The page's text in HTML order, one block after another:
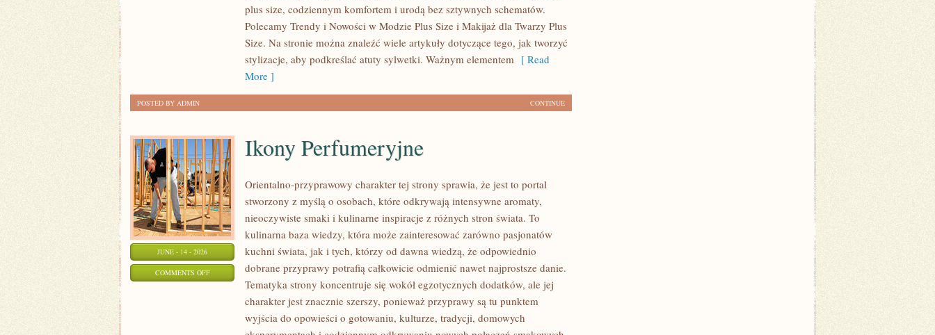
plus size, codziennym komfortem i urodą bez sztywnych schematów.
Polecamy Trendy i Nowości w Modzie Plus Size i Makijaż dla Twarzy Plus
Size. Na stronie można znaleźć wiele artykuły dotyczące tego, jak tworzyć
stylizacje, aby podkreślać atuty sylwetki. Ważnym elementem [ Read
More ]
CONTINUE
POSTED BY ADMIN
JUNE - 14 - 2026
COMMENTS OFFON
PERFUMERYJNE
Ikony Perfumeryjne
Orientalno-przyprawowy charakter tej strony sprawia, że jest to portal
stworzony z myślą o osobach, które odkrywają intensywne aromaty,
nieoczywiste smaki i kulinarne inspiracje z różnych stron świata. To
kulinarna baza wiedzy, która może zainteresować zarówno pasjonatów
kuchni świata, jak i tych, którzy od dawna wiedzą, że odpowiednio
dobrane przyprawy potrafią całkowicie odmienić nawet najprostsze danie.
Tematyka strony koncentruje się wokół egzotycznych dodatków, ale jej
charakter jest znacznie szerszy, ponieważ przyprawy są tu punktem
wyjścia do opowieści o gotowaniu, kulturze, tradycji, domowych